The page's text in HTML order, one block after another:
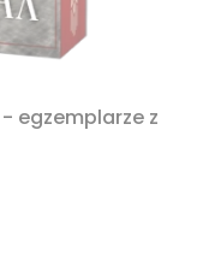
egzemplarze z